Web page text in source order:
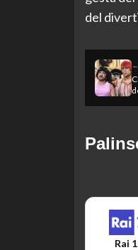
del
←
Rai 1